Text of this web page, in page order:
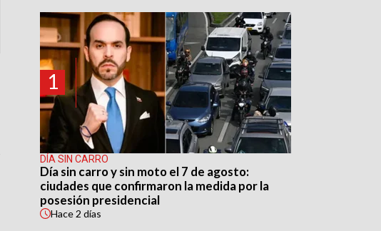
1
DÍA SIN CARRO
Día sin carro y sin moto el 7 de agosto:
ciudades que confirmaron la medida por la
posesión presidencial
Hace2 días